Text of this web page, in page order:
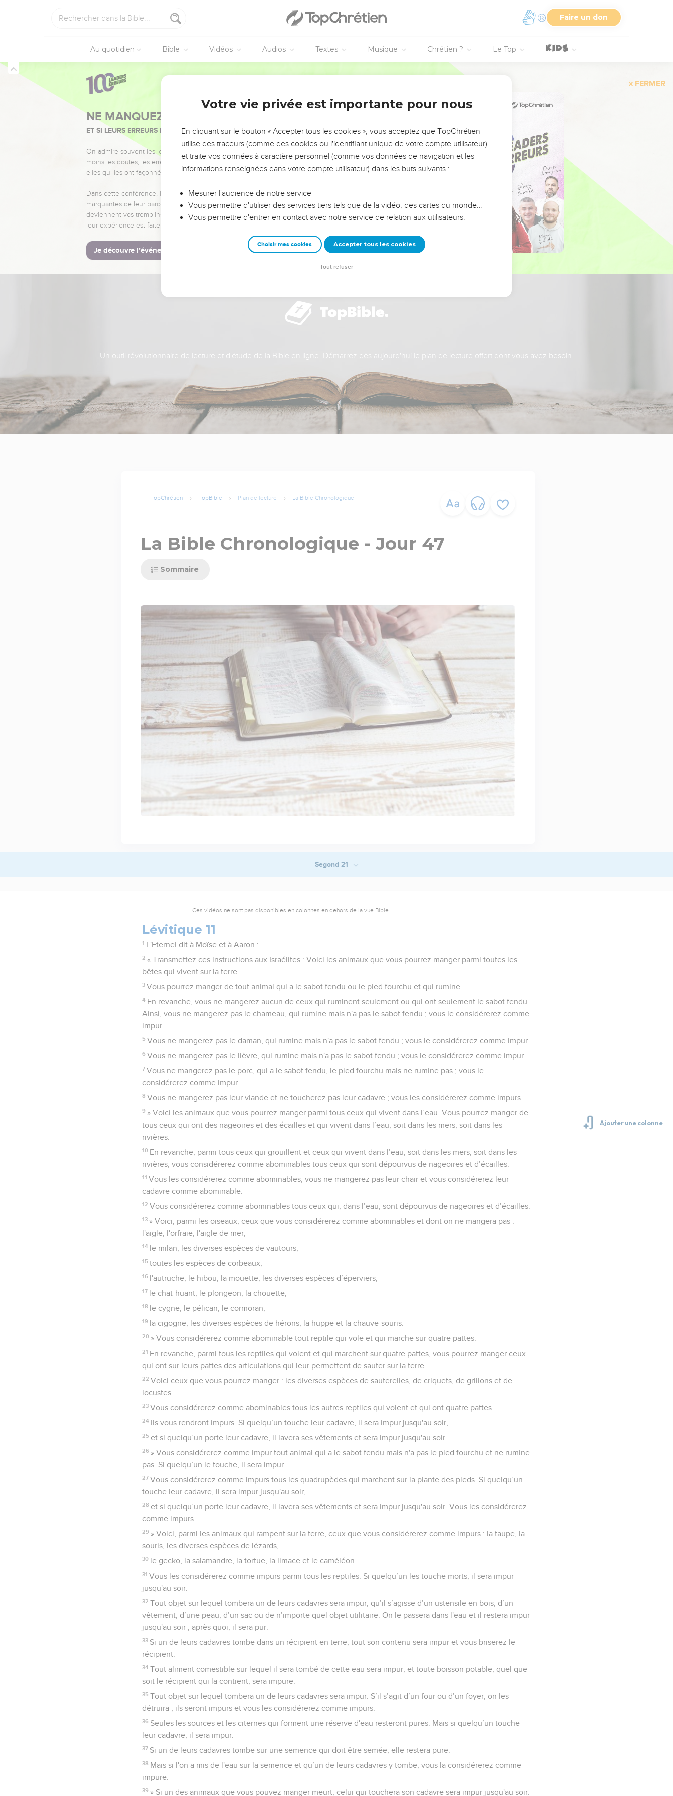
Faire un don
Au quotidien Bible Vidéos Audios Textes Musique Chrétien ? Le Top
FERMER
NE MANQUEZ PAS L’ÉVÉNEMENT DE L’ANNÉE !
ET SI LEURS ERREURS POUVAIENT VOUS ÉVITER LES VOTRES ?
On admire souvent les leaders pour leurs réussites, leur impact, leur foi ou leur vision. Mais on voit
moins les doutes, les erreurs et les saisons difficiles qu'ils ont traversés, alors même que ce sont
elles qui les ont façonnés.
Dans cette conférence, leaders, entrepreneurs, et responsables reviennent sur les erreurs
marquantes de leur parcours et les clés pour avancer avec plus de sagesse afin que leurs erreurs
deviennent vos tremplins. Que vous guidiez un ministère, une équipe, un groupe ou une famille,
leur expérience est faite pour vous.
Je découvre l’événement
Un outil révolutionnaire de lecture et d'étude de la Bible en ligne. Démarrez dès aujourd'hui le plan de lecture offert dont vous avez besoin.
TopChrétien TopBible Plan de lecture La Bible Chronologique
La Bible Chronologique - Jour 47
Sommaire
Segond 21
Ces vidéos ne sont pas disponibles en colonnes en dehors de la vue Bible.
Lévitique 11
1 L'Eternel dit à Moïse et à Aaron :
2 « Transmettez ces instructions aux Israélites : Voici les animaux que vous pourrez manger parmi toutes les
bêtes qui vivent sur la terre.
3 Vous pourrez manger de tout animal qui a le sabot fendu ou le pied fourchu et qui rumine.
4 En revanche, vous ne mangerez aucun de ceux qui ruminent seulement ou qui ont seulement le sabot fendu.
Ainsi, vous ne mangerez pas le chameau, qui rumine mais n'a pas le sabot fendu ; vous le considérerez comme
impur.
5 Vous ne mangerez pas le daman, qui rumine mais n'a pas le sabot fendu ; vous le considérerez comme impur.
6 Vous ne mangerez pas le lièvre, qui rumine mais n'a pas le sabot fendu ; vous le considérerez comme impur.
7 Vous ne mangerez pas le porc, qui a le sabot fendu, le pied fourchu mais ne rumine pas ; vous le
considérerez comme impur.
8 Vous ne mangerez pas leur viande et ne toucherez pas leur cadavre ; vous les considérerez comme impurs.
9 » Voici les animaux que vous pourrez manger parmi tous ceux qui vivent dans l’eau. Vous pourrez manger de
tous ceux qui ont des nageoires et des écailles et qui vivent dans l’eau, soit dans les mers, soit dans les
rivières.
10 En revanche, parmi tous ceux qui grouillent et ceux qui vivent dans l’eau, soit dans les mers, soit dans les
rivières, vous considérerez comme abominables tous ceux qui sont dépourvus de nageoires et d’écailles.
11 Vous les considérerez comme abominables, vous ne mangerez pas leur chair et vous considérerez leur
cadavre comme abominable.
12 Vous considérerez comme abominables tous ceux qui, dans l’eau, sont dépourvus de nageoires et d’écailles.
13 » Voici, parmi les oiseaux, ceux que vous considérerez comme abominables et dont on ne mangera pas :
l'aigle, l'orfraie, l'aigle de mer,
14 le milan, les diverses espèces de vautours,
15 toutes les espèces de corbeaux,
16 l'autruche, le hibou, la mouette, les diverses espèces d’éperviers,
17 le chat-huant, le plongeon, la chouette,
18 le cygne, le pélican, le cormoran,
19 la cigogne, les diverses espèces de hérons, la huppe et la chauve-souris.
20 » Vous considérerez comme abominable tout reptile qui vole et qui marche sur quatre pattes.
21 En revanche, parmi tous les reptiles qui volent et qui marchent sur quatre pattes, vous pourrez manger ceux
qui ont sur leurs pattes des articulations qui leur permettent de sauter sur la terre.
22 Voici ceux que vous pourrez manger : les diverses espèces de sauterelles, de criquets, de grillons et de
locustes.
23 Vous considérerez comme abominables tous les autres reptiles qui volent et qui ont quatre pattes.
24 Ils vous rendront impurs. Si quelqu’un touche leur cadavre, il sera impur jusqu'au soir,
25 et si quelqu’un porte leur cadavre, il lavera ses vêtements et sera impur jusqu'au soir.
26 » Vous considérerez comme impur tout animal qui a le sabot fendu mais n'a pas le pied fourchu et ne rumine
pas. Si quelqu’un le touche, il sera impur.
27 Vous considérerez comme impurs tous les quadrupèdes qui marchent sur la plante des pieds. Si quelqu’un
touche leur cadavre, il sera impur jusqu'au soir,
28 et si quelqu’un porte leur cadavre, il lavera ses vêtements et sera impur jusqu'au soir. Vous les considérerez
comme impurs.
29 » Voici, parmi les animaux qui rampent sur la terre, ceux que vous considérerez comme impurs : la taupe, la
souris, les diverses espèces de lézards,
30 le gecko, la salamandre, la tortue, la limace et le caméléon.
31 Vous les considérerez comme impurs parmi tous les reptiles. Si quelqu’un les touche morts, il sera impur
jusqu'au soir.
32 Tout objet sur lequel tombera un de leurs cadavres sera impur, qu’il s’agisse d’un ustensile en bois, d’un
vêtement, d’une peau, d’un sac ou de n’importe quel objet utilitaire. On le passera dans l'eau et il restera impur
jusqu'au soir ; après quoi, il sera pur.
33 Si un de leurs cadavres tombe dans un récipient en terre, tout son contenu sera impur et vous briserez le
récipient.
34 Tout aliment comestible sur lequel il sera tombé de cette eau sera impur, et toute boisson potable, quel que
soit le récipient qui la contient, sera impure.
35 Tout objet sur lequel tombera un de leurs cadavres sera impur. S’il s’agit d’un four ou d’un foyer, on les
détruira ; ils seront impurs et vous les considérerez comme impurs.
36 Seules les sources et les citernes qui forment une réserve d'eau resteront pures. Mais si quelqu’un touche
leur cadavre, il sera impur.
37 Si un de leurs cadavres tombe sur une semence qui doit être semée, elle restera pure.
38 Mais si l'on a mis de l'eau sur la semence et qu’un de leurs cadavres y tombe, vous la considérerez comme
impure.
39 » Si un des animaux que vous pouvez manger meurt, celui qui touchera son cadavre sera impur jusqu'au soir.
Votre vie privée est importante pour nous
En cliquant sur le bouton « Accepter tous les cookies », vous acceptez que TopChrétien
utilise des traceurs (comme des cookies ou l'identifiant unique de votre compte utilisateur)
et traite vos données à caractère personnel (comme vos données de navigation et les
informations renseignées dans votre compte utilisateur) dans les buts suivants :
Mesurer l'audience de notre service
Vous permettre d'utiliser des services tiers tels que de la vidéo, des cartes du monde…
Vous permettre d'entrer en contact avec notre service de relation aux utilisateurs.
Choisir mes cookies Accepter tous les cookies
Tout refuser